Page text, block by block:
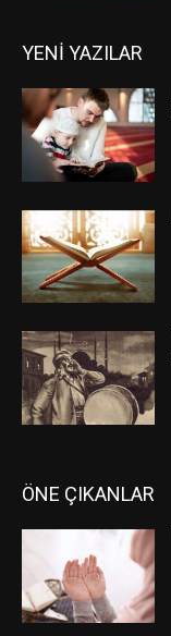
YENİ YAZILAR
ÖNE ÇIKANLAR